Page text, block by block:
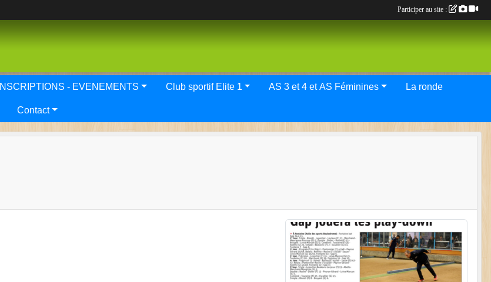
INSCRIPTIONS - EVENEMENTS Club sportif Elite 1 AS 3 et 4 et AS Féminines La ronde
Contact
Participer au site :